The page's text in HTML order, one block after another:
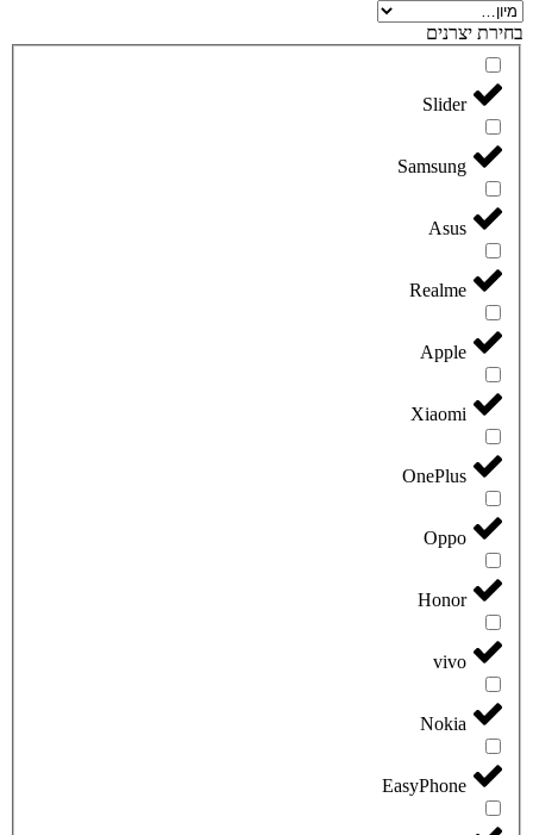
בחירת יצרנים
Slider
Samsung
Asus
Realme
Apple
Xiaomi
OnePlus
Oppo
Honor
vivo
Nokia
EasyPhone